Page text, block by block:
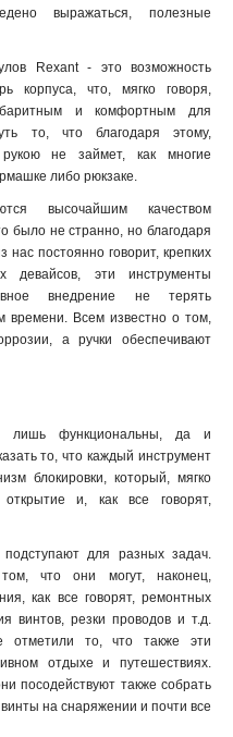
выражаться, полезные
Rexant - это возможность
корпуса, что, мягко говоря,
и комфортным для
то, что благодаря этому,
не займет, как многие
либо рюкзаке.
высочайшим качеством
было не странно, но благодаря
нас постоянно говорит, крепких
девайсов, эти инструменты
внедрение не терять
времени. Всем известно о том,
а ручки обеспечивают
лишь функциональны, да и
то, что каждый инструмент
блокировки, который, мягко
и, как все говорят,
для разных задач.
что они могут, наконец,
как все говорят, ремонтных
винтов, резки проводов и т.д.
то, что также эти
отдыхе и путешествиях.
посодействуют также собрать
винты на снаряжении и почти все